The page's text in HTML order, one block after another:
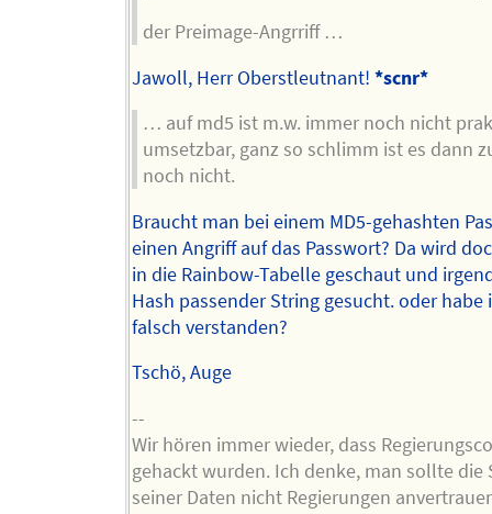
der Preimage-Angrriff …
Jawoll, Herr Oberstleutnant! *scnr*
… auf md5 ist m.w. immer noch nicht
umsetzbar, ganz so schlimm ist es dann
noch nicht.
Braucht man bei einem MD5-gehashten
einen Angriff auf das Passwort? Da wird
in die Rainbow-Tabelle geschaut und
Hash passender String gesucht. oder habe
falsch verstanden?
Tschö, Auge
--
Wir hören immer wieder, dass
gehackt wurden. Ich denke, man sollte die
seiner Daten nicht Regierungen